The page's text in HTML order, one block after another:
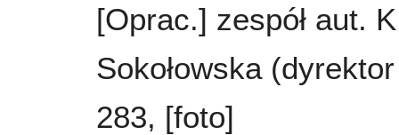
[Oprac.] zespół aut.
Sokołowska
283, [foto]